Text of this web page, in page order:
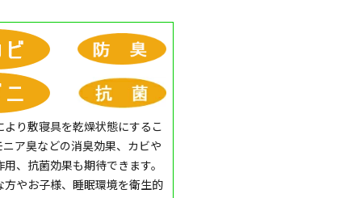
より敷寝具を乾燥状態にするこ
ニア臭などの消臭効果、カビや
、抗菌効果も期待できます。
方やお子様、睡眠環境を衛生的